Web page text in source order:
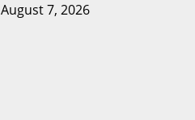
August 7, 2026